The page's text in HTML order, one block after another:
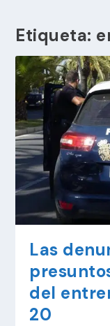
Etiqueta:
Las
del
20